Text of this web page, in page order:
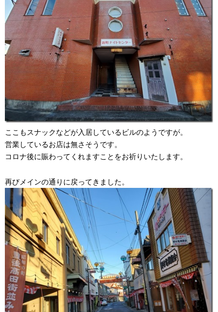
ここもスナックなどが入居しているビルのようですが。
営業しているお店は無さそうです。
コロナ後に賑わってくれますことをお祈りいたします。
再びメインの通りに戻ってきました。